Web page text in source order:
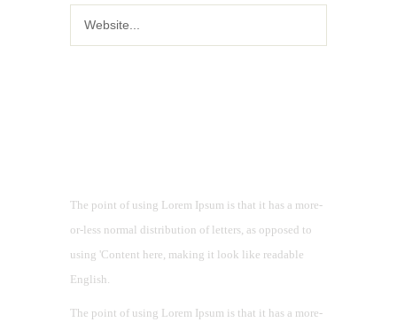
The point of using Lorem Ipsum is that it has a more-
or-less normal distribution of letters, as opposed to
using 'Content here, making it look like readable
English.
The point of using Lorem Ipsum is that it has a more-